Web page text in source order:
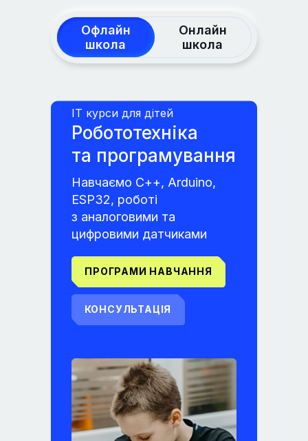
Офлайн
школа
Онлайн
школа
Навчаємо С++, Arduino,
ESP32, роботі
з аналоговими та
цифровими датчиками
ПРОГРАМИ НАВЧАННЯ
КОНСУЛЬТАЦІЯ
IT курси для дітей
Робототехніка
та програмування